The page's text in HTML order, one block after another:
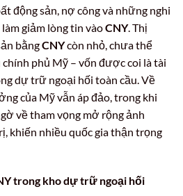
động sản, nợ công và những nghi
giảm lòng tin vàoCNY. Thị
bằngCNYcòn nhỏ, chưa thể
phủ Mỹ – vốn được coi là tài
dự trữ ngoại hối toàn cầu. Về
của Mỹ vẫn áp đảo, trong khi
về tham vọng mở rộng ảnh
khiến nhiều quốc gia thận trọng
trong kho dự trữ ngoại hối